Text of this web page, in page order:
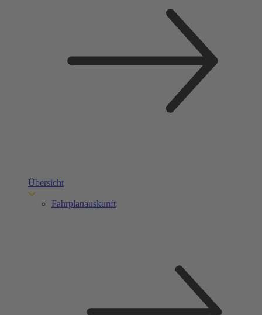
Übersicht
Fahrplanauskunft